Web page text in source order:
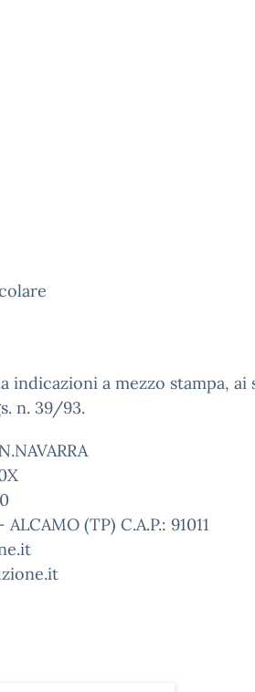
indicazioni a mezzo stampa, ai
n. 39/93.
(TP) C.A.P.: 91011